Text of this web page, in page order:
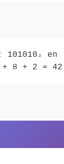
en
8 + 2 =